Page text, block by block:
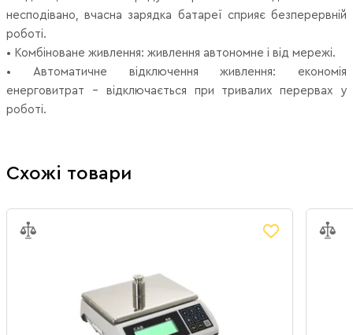
несподівано, вчасна зарядка батареї сприяє безперервній
роботі.
• Комбіноване живлення: живлення автономне і від мережі.
• Автоматичне відключення живлення: економія
енерговитрат - відключається при тривалих перервах у
роботі.
Схожі товари